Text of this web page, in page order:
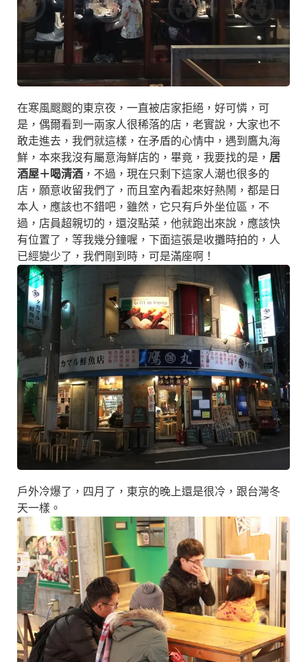
在寒風颼颼的東京夜，一直被店家拒絕，好可憐，可
是，偶爾看到一兩家人很稀落的店，老實說，大家也不
敢走進去，我們就這樣，在矛盾的心情中，遇到鷹丸海
鮮，本來我沒有屬意海鮮店的，畢竟，我要找的是， 居
酒屋＋喝清酒 ，不過，現在只剩下這家人潮也很多的
店，願意收留我們了，而且室內看起來好熱鬧，都是日
本人，應該也不錯吧，雖然，它只有戶外坐位區，不
過，店員超親切的，還沒點菜，他就跑出來說，應該快
有位置了，等我幾分鐘喔，下面這張是收攤時拍的，人
已經變少了，我們剛到時，可是滿座啊！
戶外冷爆了，四月了，東京的晚上還是很冷，跟台灣冬
天一樣。